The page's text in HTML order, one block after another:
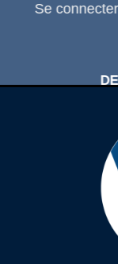
Se connecter
SE